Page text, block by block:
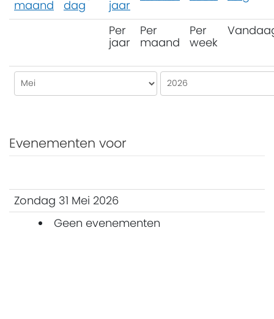
Per
jaar
Per
maand
Per
week
Evenementen voor
Zondag 31 Mei 2026
Geen evenementen